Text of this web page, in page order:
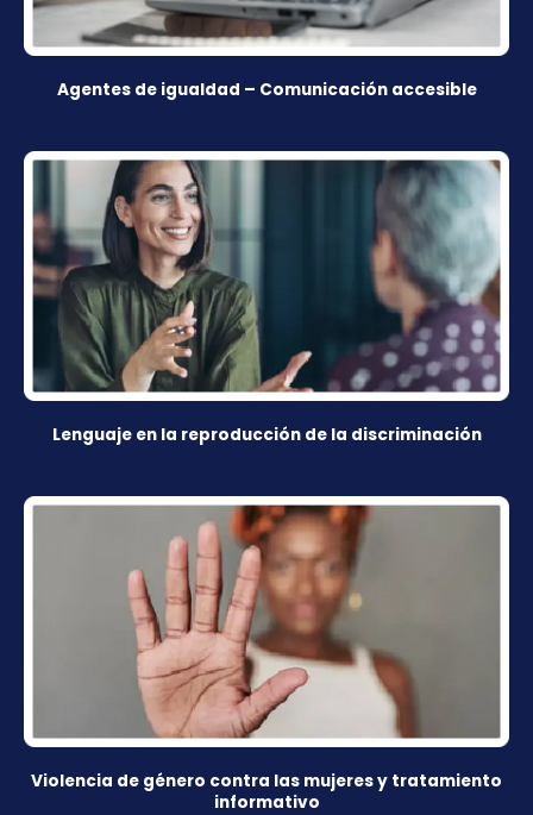
Agentes de igualdad – Comunicación accesible
Lenguaje en la reproducción de la discriminación
Violencia de género contra las mujeres y tratamiento
informativo